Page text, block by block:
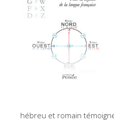
hébreu et romain